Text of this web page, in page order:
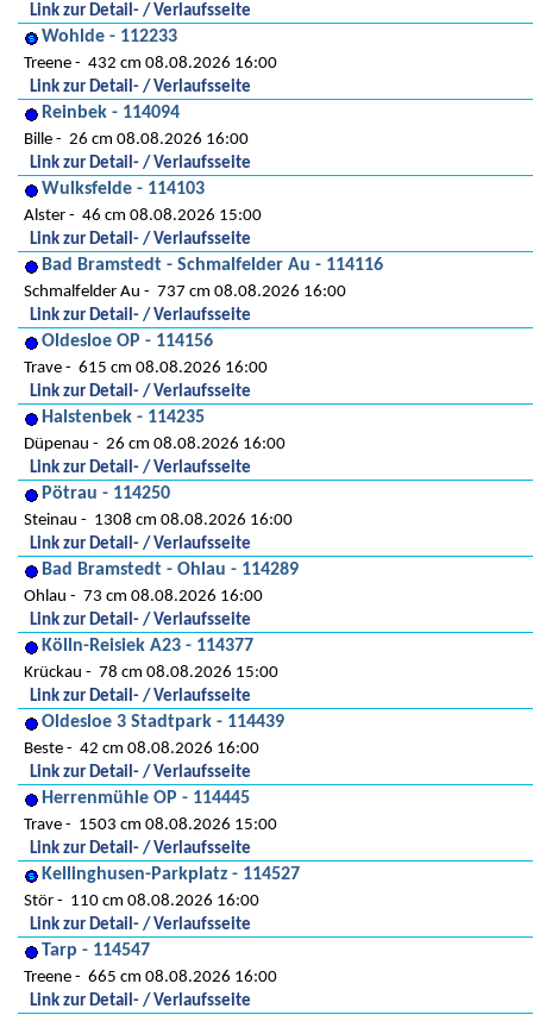
Link zur Detail- / Verlaufsseite
Wohlde - 112233
Treene
432 cm 08.08.2026 16:00
Link zur Detail- / Verlaufsseite
Reinbek - 114094
Bille
26 cm 08.08.2026 16:00
Link zur Detail- / Verlaufsseite
Wulksfelde - 114103
Alster
46 cm 08.08.2026 15:00
Link zur Detail- / Verlaufsseite
Bad Bramstedt - Schmalfelder Au - 114116
Schmalfelder Au
737 cm 08.08.2026 16:00
Link zur Detail- / Verlaufsseite
Oldesloe OP - 114156
Trave
615 cm 08.08.2026 16:00
Link zur Detail- / Verlaufsseite
Halstenbek - 114235
Düpenau
26 cm 08.08.2026 16:00
Link zur Detail- / Verlaufsseite
Pötrau - 114250
Steinau
1308 cm 08.08.2026 16:00
Link zur Detail- / Verlaufsseite
Bad Bramstedt - Ohlau - 114289
Ohlau
73 cm 08.08.2026 16:00
Link zur Detail- / Verlaufsseite
Kölln-Reisiek A23 - 114377
Krückau
78 cm 08.08.2026 15:00
Link zur Detail- / Verlaufsseite
Oldesloe 3 Stadtpark - 114439
Beste
42 cm 08.08.2026 16:00
Link zur Detail- / Verlaufsseite
Herrenmühle OP - 114445
Trave
1503 cm 08.08.2026 15:00
Link zur Detail- / Verlaufsseite
Kellinghusen-Parkplatz - 114527
Stör
110 cm 08.08.2026 16:00
Link zur Detail- / Verlaufsseite
Tarp - 114547
Treene
665 cm 08.08.2026 16:00
Link zur Detail- / Verlaufsseite